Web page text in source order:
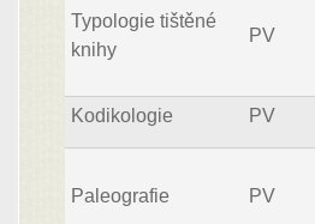
Typologie tištěné
knihy
PV
Kodikologie PV
Paleografie PV